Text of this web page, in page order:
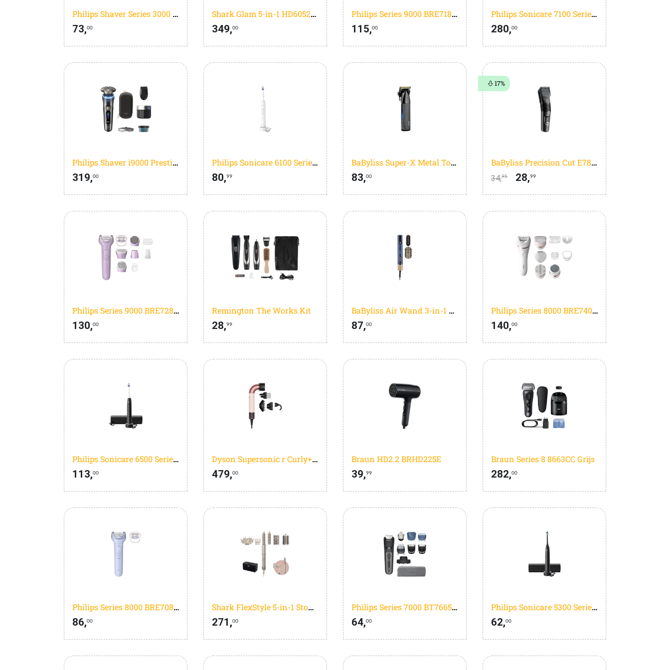
Philips Shaver Series 3000 S3242/12
73,00
Shark Glam 5-in-1 HD6052SEU
349,00
Philips Series 9000 BRE718/00
115,00
Philips Sonicare 7100 Series HX7429/02 Duopack
280,00
Philips Shaver i9000 Prestige Ultra XP9402/31
319,00
Philips Sonicare 6100 Series HX7400/01 Wit
80,99
BaByliss Super-X Metal Tondeuse E991E
83,00
BaByliss Precision Cut E786E
34,95 28,99
17%
Philips Series 9000 BRE728/00
130,00
Remington The Works Kit
28,99
BaByliss Air Wand 3-in-1 Wet To Dry AS6550E
87,00
Philips Series 8000 BRE740/10
140,00
Philips Sonicare 6500 Series HX7411/02
113,00
Dyson Supersonic r Curly+Coily Ceramic Pink
479,00
Braun HD2.2 BRHD225E
39,99
Braun Series 8 8663CC Grijs
282,00
Philips Series 8000 BRE708/00
86,00
Shark FlexStyle 5-in-1 Stone HD446SLEU
271,00
Philips Series 7000 BT7665/15
64,00
Philips Sonicare 5300 Series HX7101/02 Zwart
62,00